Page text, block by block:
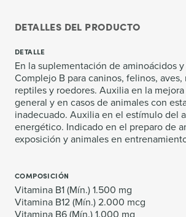
DETALLES DEL PRODUCTO
DETALLE
En la suplementación de aminoácidos
Complejo B para caninos, felinos, aves,
reptiles y roedores. Auxilia en la
general y en casos de animales con
inadecuado. Auxilia en el estímulo del
energético. Indicado en el preparo de
exposición y animales en
COMPOSICIÓN
Vitamina B1 (Mín.) 1.500 mg
Vitamina B12 (Mín.) 2.000 mcg